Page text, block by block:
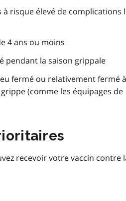
risque élevé de complications
4 ans ou moins
pendant la saison grippale
fermé ou relativement fermé
(comme les équipages de
recevoir votre vaccin contre